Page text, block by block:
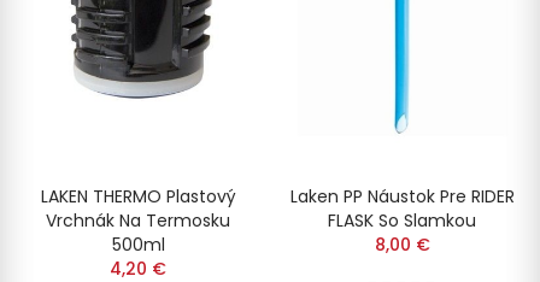
LAKEN THERMO Plastový
Vrchnák Na Termosku
500ml
4,20 €
Laken PP Náustok Pre RIDER
FLASK So Slamkou
8,00 €